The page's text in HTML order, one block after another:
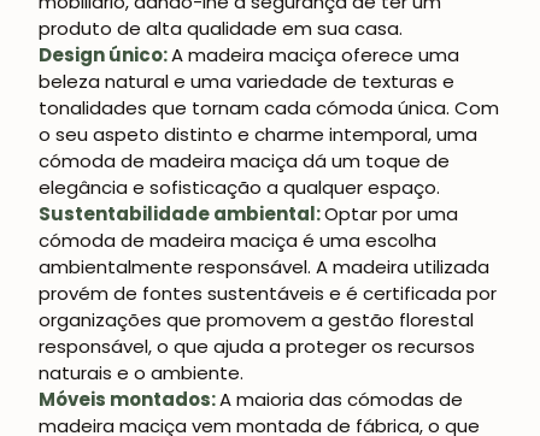
produto de alta qualidade em sua casa.
Design único:A madeira maciça oferece uma
beleza natural e uma variedade de texturas e
tonalidades que tornam cada cómoda única. Com
o seu aspeto distinto e charme intemporal, uma
cómoda de madeira maciça dá um toque de
elegância e sofisticação a qualquer espaço.
Sustentabilidade ambiental:Optar por uma
cómoda de madeira maciça é uma escolha
ambientalmente responsável. A madeira utilizada
provém de fontes sustentáveis e é certificada por
organizações que promovem a gestão florestal
responsável, o que ajuda a proteger os recursos
naturais e o ambiente.
Móveis montados:A maioria das cómodas de
madeira maciça vem montada de fábrica, o que